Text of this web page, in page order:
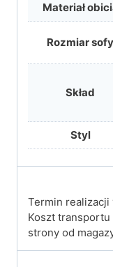
Materiał
Rozmiar sofy
Skład
Styl
Termin
Koszt transportu
strony od